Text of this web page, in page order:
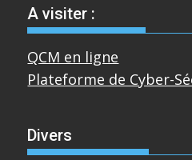
A visiter :
QCM en ligne
Plateforme de Cyber-
Divers